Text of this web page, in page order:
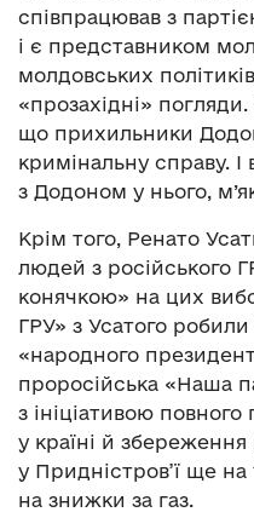
співпрацював з
і є представником
молдовських
«прозахідні»
що прихильники
кримінальну справу. І
з Додоном у нього,
Крім того, Ренато
людей з російського
конячкою» на цих
ГРУ» з Усатого
«народного
проросійська «Наша
з ініціативою
у країні й збереження
у Придністров’ї ще на
на знижки за газ.